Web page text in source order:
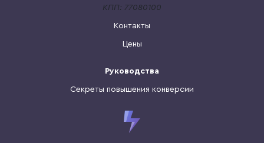
КПП: 77080100
Контакты
Цены
Руководства
Секреты повышения конверсии